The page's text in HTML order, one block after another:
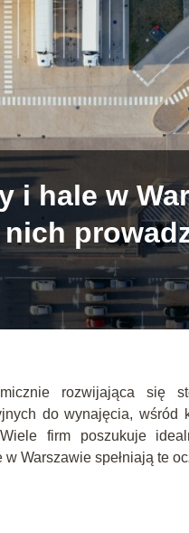
i hale w
nich
rozwijająca się
do wynajęcia,
firm poszukuje
Warszawie spełniają te